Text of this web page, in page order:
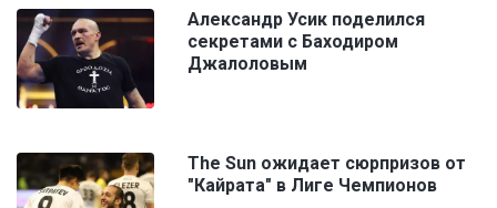
Александр Усик поделился
секретами с Баходиром
Джалоловым
The Sun ожидает сюрпризов от
"Кайрата" в Лиге Чемпионов